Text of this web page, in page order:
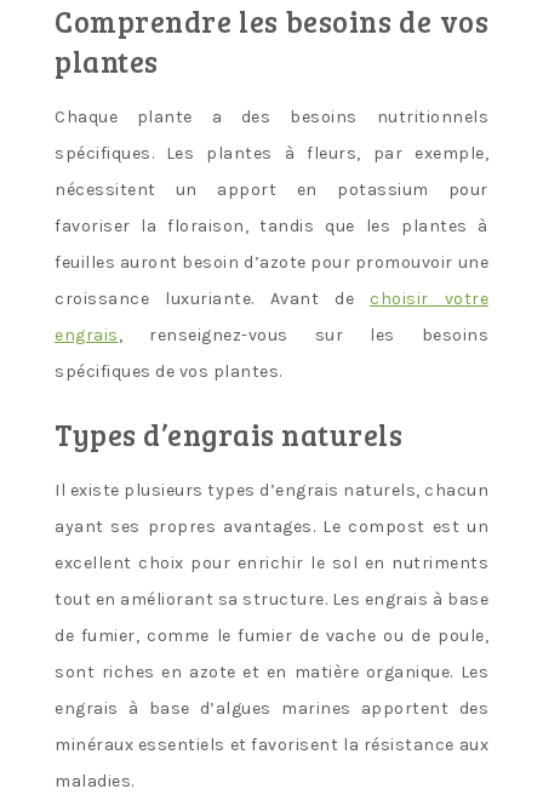
Comprendre les besoins de vos
plantes
Chaque plante a des besoins nutritionnels
spécifiques. Les plantes à fleurs, par exemple,
nécessitent un apport en potassium pour
favoriser la floraison, tandis que les plantes à
feuilles auront besoin d’azote pour promouvoir une
croissance luxuriante. Avant de choisir votre
engrais, renseignez-vous sur les besoins
spécifiques de vos plantes.
Types d’engrais naturels
Il existe plusieurs types d’engrais naturels, chacun
ayant ses propres avantages. Le compost est un
excellent choix pour enrichir le sol en nutriments
tout en améliorant sa structure. Les engrais à base
de fumier, comme le fumier de vache ou de poule,
sont riches en azote et en matière organique. Les
engrais à base d’algues marines apportent des
minéraux essentiels et favorisent la résistance aux
maladies.